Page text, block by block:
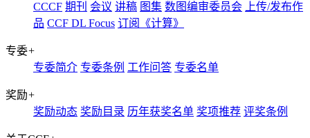
CCCF 期刊 会议 讲稿 图集 数图编审委员会
上传/发布作
品 CCF DL Focus 订阅《计算》
专委+
专委简介 专委条例 工作问答 专委名单
奖励+
奖励动态 奖励目录 历年获奖名单 奖项推荐 评奖条例